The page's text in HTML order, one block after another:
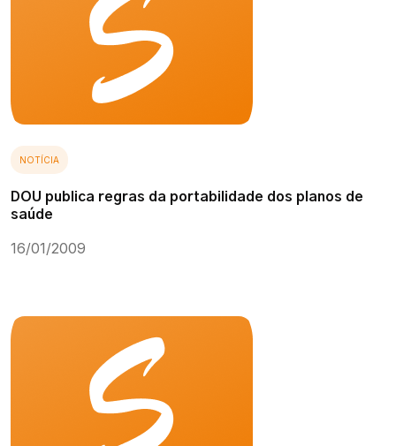
NOTÍCIA
DOU publica regras da portabilidade dos planos de
saúde
16/01/2009